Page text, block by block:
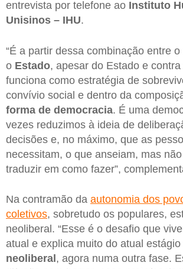
entrevista por telefone ao Instituto
Unisinos – IHU.
“É a partir dessa combinação entre
o Estado, apesar do Estado e
funciona como estratégia de
convívio social e dentro da
forma de democracia. É uma
vezes reduzimos à ideia de
decisões e, no máximo, que as
necessitam, o que anseiam, mas
traduzir em como fazer”,
Na contramão da autonomia dos
coletivos, sobretudo os populares,
neoliberal. “Esse é o desafio que
atual e explica muito do atual estágio
neoliberal , agora numa outra fase.